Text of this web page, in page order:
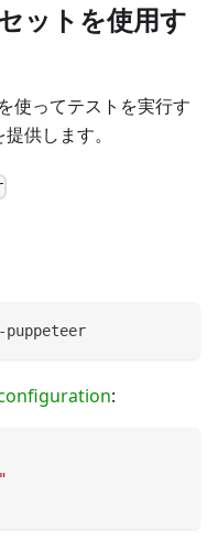
ットを使用す
使ってテストを実行す
供します。
: